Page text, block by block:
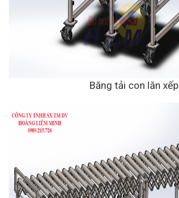
Băng tải con lăn xếp